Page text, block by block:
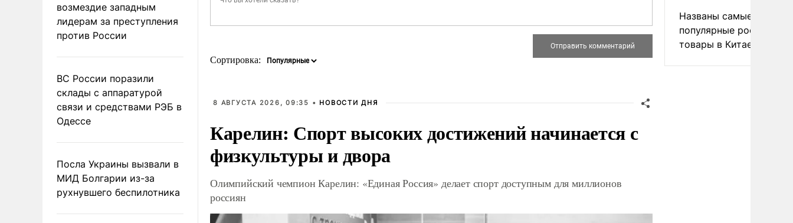
возмездие западным
лидерам за преступления
против России
ВС России поразили
склады с аппаратурой
связи и средствами РЭБ в
Одессе
Посла Украины вызвали в
МИД Болгарии из-за
рухнувшего беспилотника
Сортировка:
8 АВГУСТА 2026, 09:35 • НОВОСТИ ДНЯ
Карелин: Спорт высоких достижений начинается с
физкультуры и двора
Олимпийский чемпион Карелин: «Единая Россия» делает спорт доступным для миллионов
россиян
Названы самые
популярные российские
товары в Китае